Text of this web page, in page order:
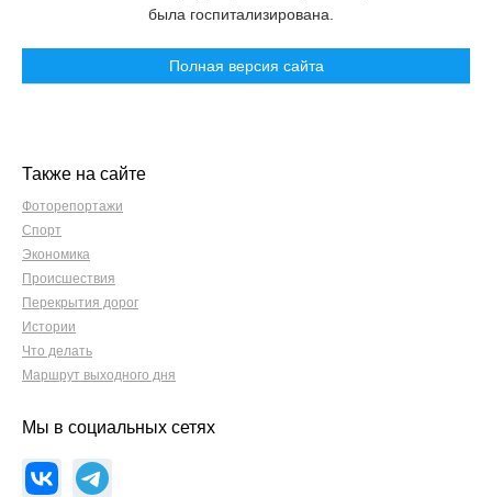
была госпитализирована.
Полная версия сайта
Также на сайте
Фоторепортажи
Спорт
Экономика
Происшествия
Перекрытия дорог
Истории
Что делать
Маршрут выходного дня
Мы в социальных сетях